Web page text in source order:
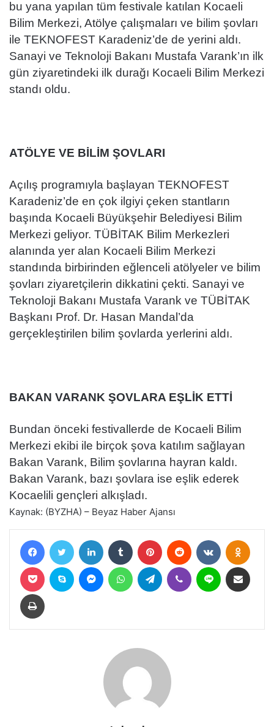
bu yana yapılan tüm festivale katılan Kocaeli
Bilim Merkezi, Atölye çalışmaları ve bilim şovları
ile TEKNOFEST Karadeniz’de de yerini aldı.
Sanayi ve Teknoloji Bakanı Mustafa Varank’ın ilk
gün ziyaretindeki ilk durağı Kocaeli Bilim Merkezi
standı oldu.
ATÖLYE VE BİLİM ŞOVLARI
Açılış programıyla başlayan TEKNOFEST
Karadeniz’de en çok ilgiyi çeken stantların
başında Kocaeli Büyükşehir Belediyesi Bilim
Merkezi geliyor. TÜBİTAK Bilim Merkezleri
alanında yer alan Kocaeli Bilim Merkezi
standında birbirinden eğlenceli atölyeler ve bilim
şovları ziyaretçilerin dikkatini çekti. Sanayi ve
Teknoloji Bakanı Mustafa Varank ve TÜBİTAK
Başkanı Prof. Dr. Hasan Mandal’da
gerçekleştirilen bilim şovlarda yerlerini aldı.
BAKAN VARANK ŞOVLARA EŞLİK ETTİ
Bundan önceki festivallerde de Kocaeli Bilim
Merkezi ekibi ile birçok şova katılım sağlayan
Bakan Varank, Bilim şovlarına hayran kaldı.
Bakan Varank, bazı şovlara ise eşlik ederek
Kocaelili gençleri alkışladı.
Kaynak: (BYZHA) – Beyaz Haber Ajansı
FacebookTwitter LinkedIn Tumblr Pinterest Reddit VKontakte
Pocket Skype MessengerWhatsAppTelegram Viber Line
Yazdır